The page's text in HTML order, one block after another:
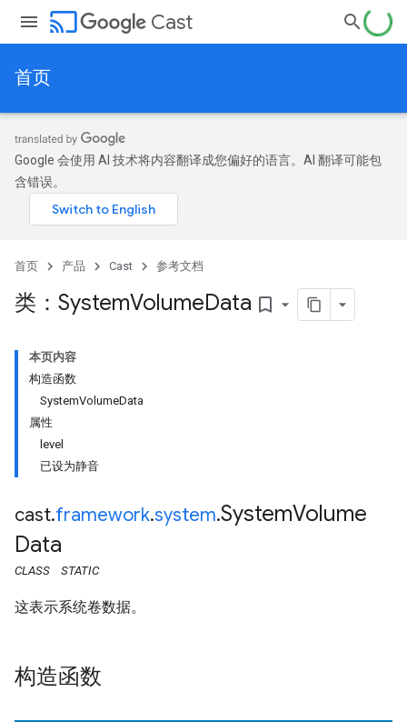
cast Cast
首页
Google 会使用 AI 技术将内容翻译成您偏好的语言。AI 翻译可能包
含错误。
首页 产品 Cast 参考文档
类：SystemVolumeData bookmark_border
本页内容
构造函数
SystemVolumeData
属性
level
已设为静音
cast.framework.system.SystemVolume
Data
CLASS STATIC
这表示系统卷数据。
构造函数